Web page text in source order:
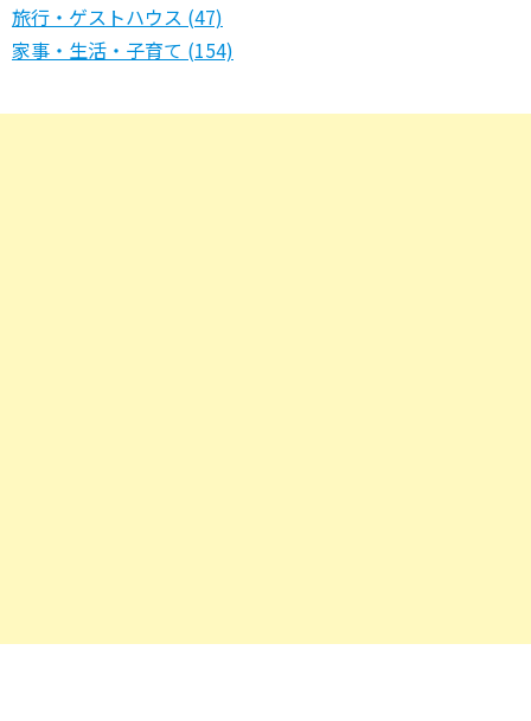
旅行・ゲストハウス (47)
家事・生活・子育て (154)